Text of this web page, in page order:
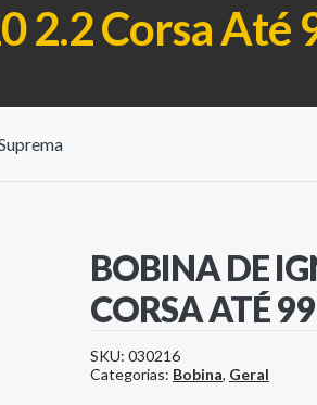
2.2 Corsa Até
BOBINA DE
CORSA ATÉ
SKU: 030216
Categorias: Bobina, Geral